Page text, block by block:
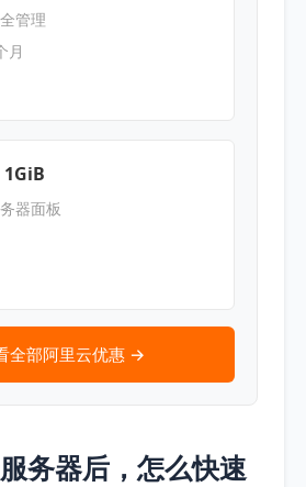
管理
月
1GiB
器面板
全部阿里云优惠 →
务器后，怎么快速